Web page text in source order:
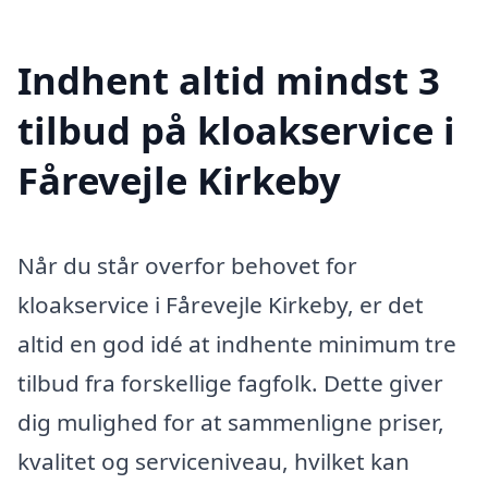
Indhent altid mindst 3
tilbud på kloakservice i
Fårevejle Kirkeby
Når du står overfor behovet for
kloakservice i Fårevejle Kirkeby, er det
altid en god idé at indhente minimum tre
tilbud fra forskellige fagfolk. Dette giver
dig mulighed for at sammenligne priser,
kvalitet og serviceniveau, hvilket kan